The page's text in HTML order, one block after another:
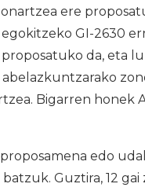
ere
GI-2630
da, eta
Bigarren honek
edo
Guztira, 12